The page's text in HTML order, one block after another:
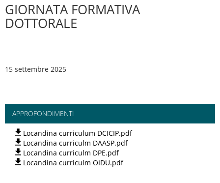
GIORNATA FORMATIVA
DOTTORALE
15 settembre 2025
APPROFONDIMENTI
Locandina curriculum DCICIP.pdf
Locandina curriculm DAASP.pdf
Locandina curriculm DPE.pdf
Locandina curriculm OIDU.pdf